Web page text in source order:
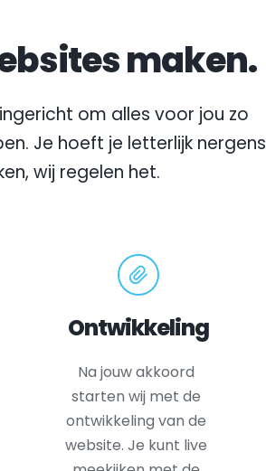
maken.
om alles voor jou zo
Je hoeft je letterlijk nergens
wij regelen het.
Ontwikkeling
Na jouw akkoord
starten wij met de
ontwikkeling van de
website. Je kunt live